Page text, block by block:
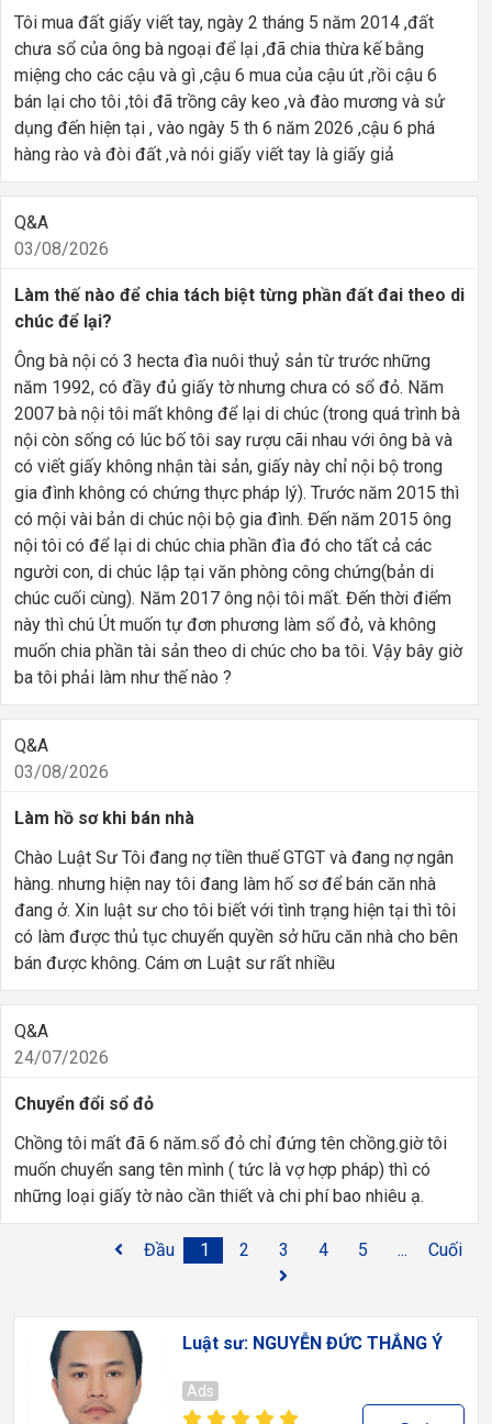
Tôi mua đất giấy viết tay, ngày 2 tháng 5 năm 2014 ,đất
chưa sổ của ông bà ngoại để lại ,đã chia thừa kế bằng
miệng cho các cậu và gì ,cậu 6 mua của cậu út ,rồi cậu 6
bán lại cho tôi ,tôi đã trồng cây keo ,và đào mương và sử
dụng đến hiện tại , vào ngày 5 th 6 năm 2026 ,cậu 6 phá
hàng rào và đòi đất ,và nói giấy viết tay là giấy giả
Q&A
03/08/2026
Làm thế nào để chia tách biệt từng phần đất đai theo di
chúc để lại?
Ông bà nội có 3 hecta đìa nuôi thuỷ sản từ trước những
năm 1992, có đầy đủ giấy tờ nhưng chưa có sổ đỏ. Năm
2007 bà nội tôi mất không để lại di chúc (trong quá trình bà
nội còn sống có lúc bố tôi say rượu cãi nhau với ông bà và
có viết giấy không nhận tài sản, giấy này chỉ nội bộ trong
gia đình không có chứng thực pháp lý). Trước năm 2015 thì
có mội vài bản di chúc nội bộ gia đình. Đến năm 2015 ông
nội tôi có để lại di chúc chia phần đìa đó cho tất cả các
người con, di chúc lập tại văn phòng công chứng(bản di
chúc cuối cùng). Năm 2017 ông nội tôi mất. Đến thời điểm
này thì chú Út muốn tự đơn phương làm sổ đỏ, và không
muốn chia phần tài sản theo di chúc cho ba tôi. Vậy bây giờ
ba tôi phải làm như thế nào ?
Q&A
03/08/2026
Làm hồ sơ khi bán nhà
Chào Luật Sư Tôi đang nợ tiền thuế GTGT và đang nợ ngân
hàng. nhưng hiện nay tôi đang làm hố sơ để bán căn nhà
đang ở. Xin luật sư cho tôi biết với tình trạng hiện tại thì tôi
có làm được thủ tục chuyển quyền sở hữu căn nhà cho bên
bán được không. Cám ơn Luật sư rất nhiều
Q&A
24/07/2026
Chuyển đổi sổ đỏ
Chồng tôi mất đã 6 năm.sổ đỏ chỉ đứng tên chồng.giờ tôi
muốn chuyển sang tên mình ( tức là vợ hợp pháp) thì có
những loại giấy tờ nào cần thiết và chi phí bao nhiêu ạ.
Đầu 1 2 3 4 5 ... Cuối
Luật sư: NGUYỄN ĐỨC THẮNG Ý
Ads